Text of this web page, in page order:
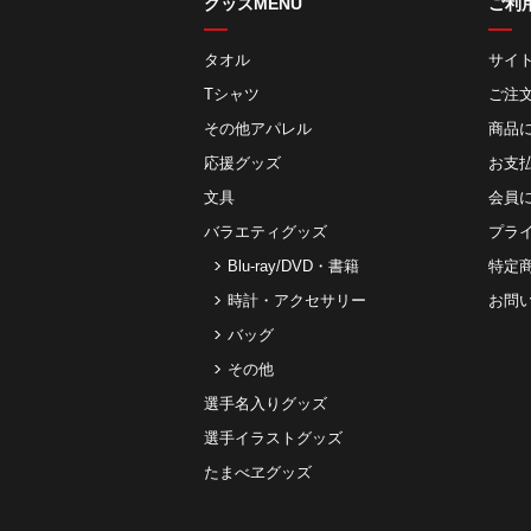
タオル
Tシャツ
その他アパレル
応援グッズ
文具
バラエティグッズ
Blu-ray/DVD・書籍
時計・アクセサリー
バッグ
その他
選手名入りグッズ
選手イラストグッズ
たまべヱグッズ
サイ
ご注
商品
お⽀
会員
プラ
特定
お問